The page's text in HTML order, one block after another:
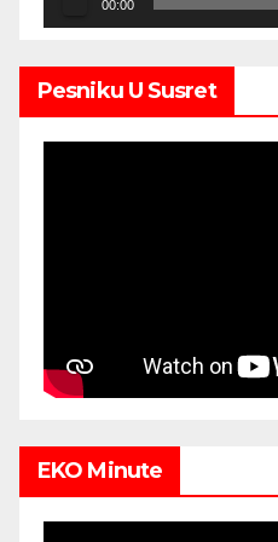
00:00
Pesniku U Susret
EKO Minute